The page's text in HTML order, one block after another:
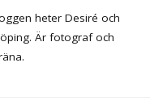
heter Desiré och
Är fotograf och